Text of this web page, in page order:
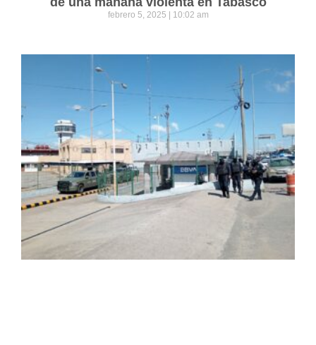
febrero 5, 2025 10:02 am